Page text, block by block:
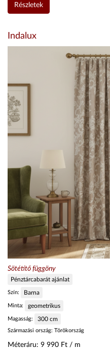
Részletek
Indalux
Sötétítő függöny
Pénztárcabarát ajánlat
Szín: Barna
Minta: geometrikus
Magasság: 300 cm
Származási ország: Törökország
Méteráru: 9 990 Ft / m